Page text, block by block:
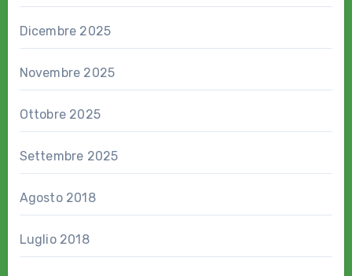
Dicembre 2025
Novembre 2025
Ottobre 2025
Settembre 2025
Agosto 2018
Luglio 2018